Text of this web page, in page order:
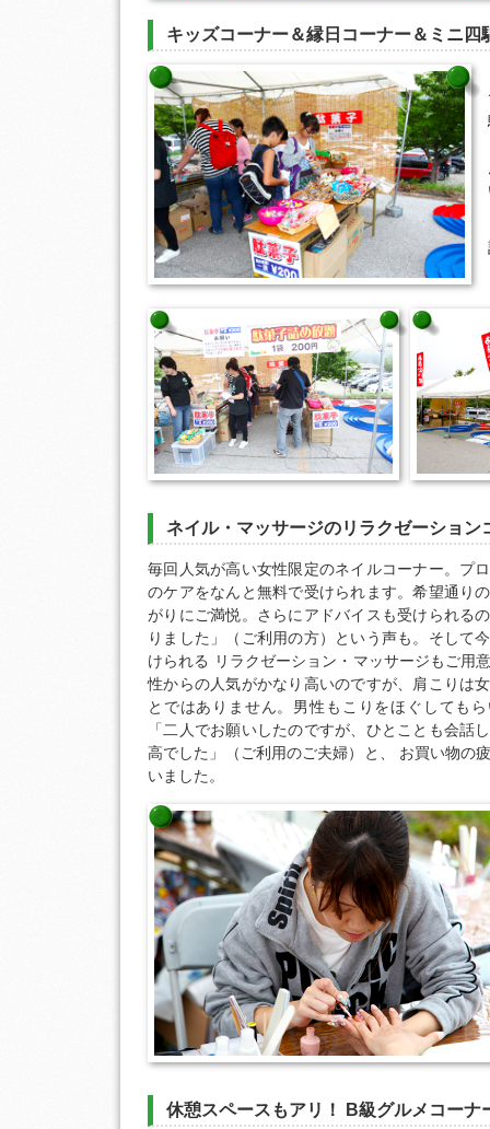
キッズコーナー＆縁日コーナー＆ミニ四
ネイル・マッサージのリラクゼーション
毎回人気が高い女性限定のネイルコーナー。プ
のケアをなんと無料で受けられます。希望通り
がりにご満悦。さらにアドバイスも受けられる
りました」（ご利用の方）という声も。そして
けられる リラクゼーション・マッサージもご用
性からの人気がかなり高いのですが、肩こりは
とではありません。男性もこりをほぐしても
「二人でお願いしたのですが、ひとことも会話
高でした」（ご利用のご夫婦）と、 お買い物の
いました。
休憩スペースもアリ！ B級グルメコーナ